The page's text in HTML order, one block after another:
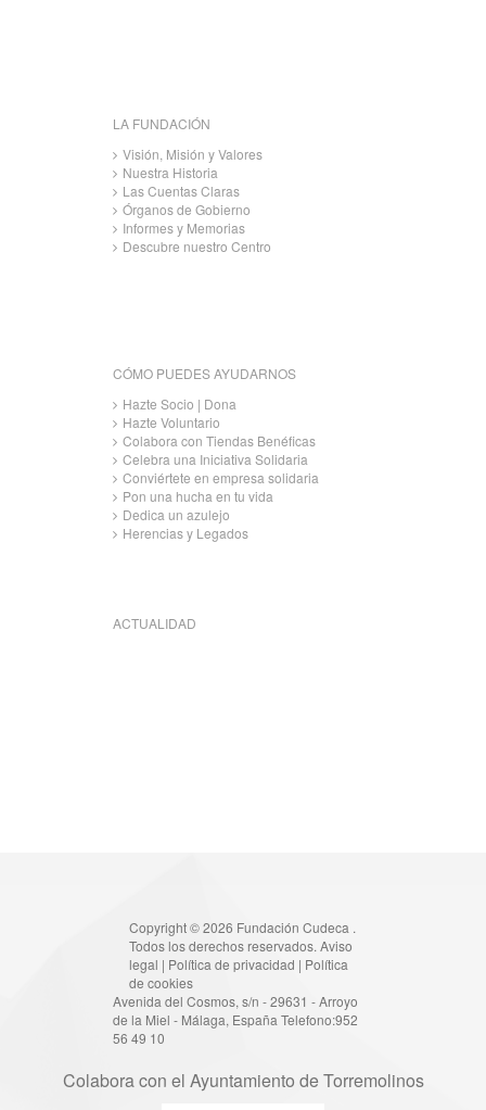
LA FUNDACIÓN
Visión, Misión y Valores
Nuestra Historia
Las Cuentas Claras
Órganos de Gobierno
Informes y Memorias
Descubre nuestro Centro
CÓMO PUEDES AYUDARNOS
Hazte Socio | Dona
Hazte Voluntario
Colabora con Tiendas Benéficas
Celebra una Iniciativa Solidaria
Conviértete en empresa solidaria
Pon una hucha en tu vida
Dedica un azulejo
Herencias y Legados
ACTUALIDAD
Copyright © 2026 Fundación Cudeca .
Todos los derechos reservados. Aviso
legal | Política de privacidad | Política
de cookies
Avenida del Cosmos, s/n - 29631 - Arroyo
de la Miel - Málaga, España Telefono:952
56 49 10
Colabora con el Ayuntamiento de Torremolinos